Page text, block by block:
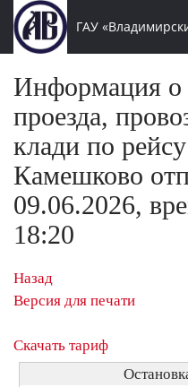
ГАУ
Информация о
проезда,
клади по
Камешково
09.06.2026,
18:20
Назад
Версия для печати
Скачать тариф